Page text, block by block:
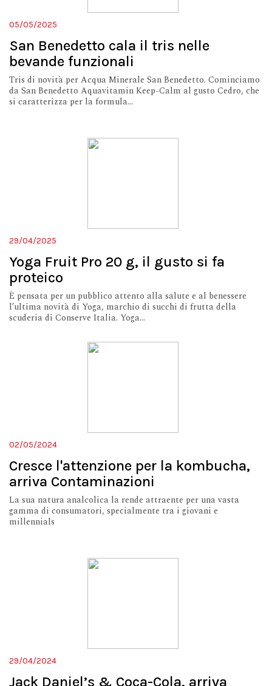
05/05/2025
San Benedetto cala il tris nelle
bevande funzionali
Tris di novità per Acqua Minerale San Benedetto. Cominciamo
da San Benedetto Aquavitamin Keep-Calm al gusto Cedro, che
si caratterizza per la formula...
29/04/2025
Yoga Fruit Pro 20 g, il gusto si fa
proteico
È pensata per un pubblico attento alla salute e al benessere
l’ultima novità di Yoga, marchio di succhi di frutta della
scuderia di Conserve Italia. Yoga...
02/05/2024
Cresce l'attenzione per la kombucha,
arriva Contaminazioni
La sua natura analcolica la rende attraente per una vasta
gamma di consumatori, specialmente tra i giovani e
millennials
29/04/2024
Jack Daniel’s & Coca-Cola, arriva